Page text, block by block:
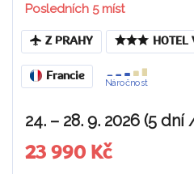
Posledních 5 míst
Z PRAHY HOTEL
Francie
Náročnost
24. – 28. 9. 2026 (5
23 990 Kč